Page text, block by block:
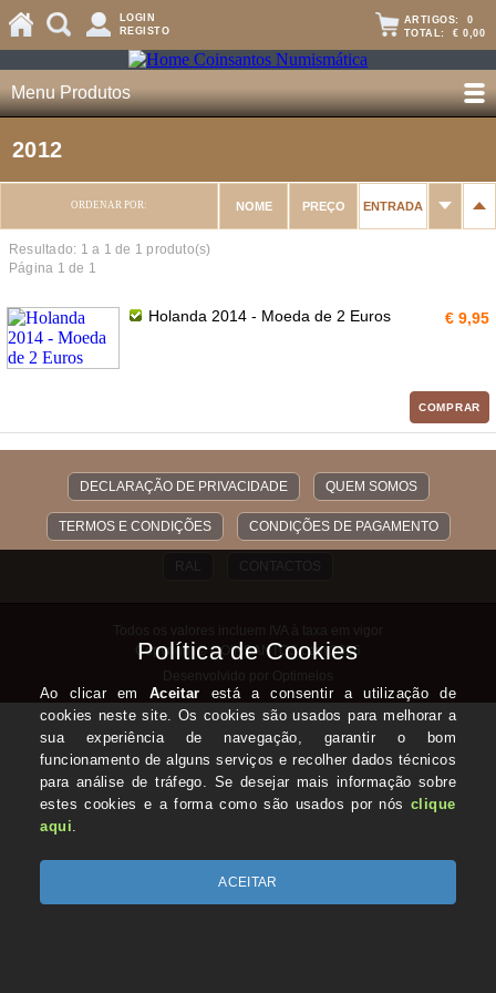
LOGIN
REGISTO
ARTIGOS: 0
TOTAL: € 0,00
Menu Produtos
2012
ORDENAR POR: NOME PREÇO ENTRADA
Resultado: 1 a 1 de 1 produto(s)
Página 1 de 1
Holanda 2014 - Moeda de 2 Euros € 9,95
COMPRAR
DECLARAÇÃO DE PRIVACIDADE QUEM SOMOS
TERMOS E CONDIÇÕES CONDIÇÕES DE PAGAMENTO
RAL CONTACTOS
Todos os valores incluem IVA à taxa em vigor
Copyright © COINSANTOS.com 2026
Desenvolvido por Optimeios